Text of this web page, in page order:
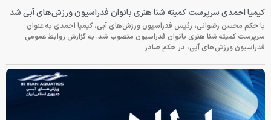
کیمیا احمدی سرپرست کمیته شنا هنری بانوان فدراسیون ورزش‌های آبی شد
با حکم محسن رضوانی، رئیس فدراسیون ورزش‌های آبی، کیمیا احمدی به عنوان
سرپرست کمیته شنا هنری بانوان فدراسیون منصوب شد. به گزارش روابط عمومی
فدراسیون ورزش‌های آبی، در حکم صادر